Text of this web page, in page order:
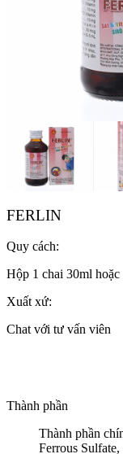
FERLIN
Quy cách:
Hộp 1 chai 30ml hoặc
Xuất xứ:
Chat với tư vấn viên
Thành phần
Thành phần
Ferrous